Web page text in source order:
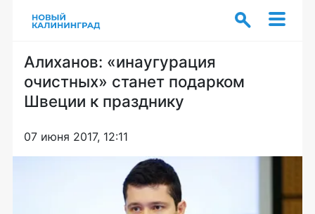
Алиханов: «инаугурация
очистных» станет подарком
Швеции к празднику
07 июня 2017, 12:11